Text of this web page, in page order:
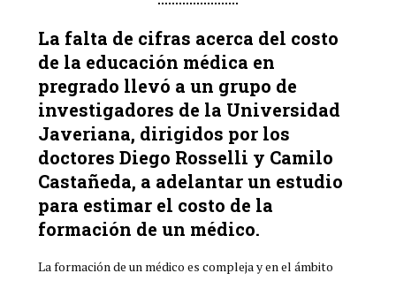
La falta de cifras acerca del costo
de la educación médica en
pregrado llevó a un grupo de
investigadores de la Universidad
Javeriana, dirigidos por los
doctores Diego Rosselli y Camilo
Castañeda, a adelantar un estudio
para estimar el costo de la
formación de un médico.
La formación de un médico es compleja y en el ámbito